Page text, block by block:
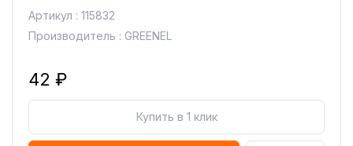
Артикул : 115832
Производитель : GREENEL
42 ₽
Купить в 1 клик